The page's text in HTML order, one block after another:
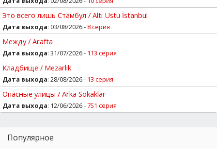
Это всего лишь Стамбул / Altı Ustu İstanbul
Дата выхода: 03/08/2026 - 8 серия
Между / Arafta
Дата выхода: 31/07/2026 - 113 серия
Кладбище / Mezarlik
Дата выхода: 28/08/2026 - 13 серия
Опасные улицы / Arka Sokaklar
Дата выхода: 12/06/2026 -751 серия
Популярное